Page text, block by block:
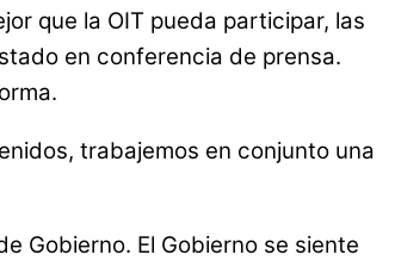
que la OIT pueda participar, las
en conferencia de prensa.
trabajemos en conjunto una
Gobierno. El Gobierno se siente